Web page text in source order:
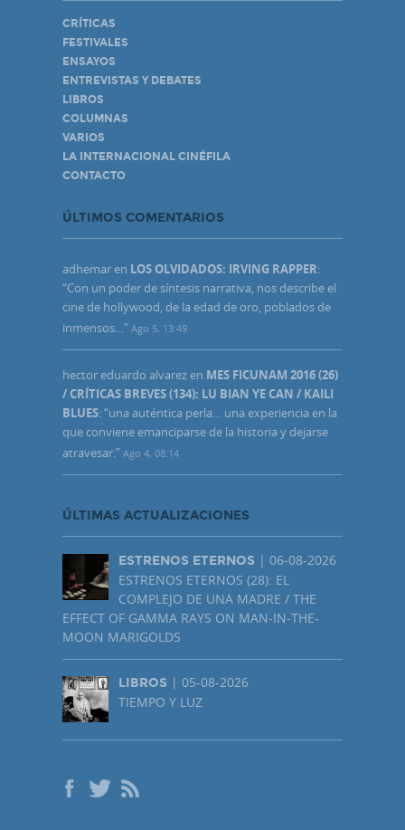
CRÍTICAS
FESTIVALES
ENSAYOS
ENTREVISTAS Y DEBATES
LIBROS
COLUMNAS
VARIOS
LA INTERNACIONAL CINÉFILA
CONTACTO
ÚLTIMOS COMENTARIOS
adhemar en LOS OLVIDADOS: IRVING RAPPER:
“Con un poder de síntesis narrativa, nos describe el
cine de hollywood, de la edad de oro, poblados de
inmensos…” Ago 5, 13:49
hector eduardo alvarez en MES FICUNAM 2016 (26)
/ CRÍTICAS BREVES (134): LU BIAN YE CAN / KAILI
BLUES: “una auténtica perla… una experiencia en la
que conviene emanciparse de la historia y dejarse
atravesar.” Ago 4, 08:14
ÚLTIMAS ACTUALIZACIONES
ESTRENOS ETERNOS | 06-08-2026
ESTRENOS ETERNOS (28): EL
COMPLEJO DE UNA MADRE / THE
EFFECT OF GAMMA RAYS ON MAN-IN-THE-
MOON MARIGOLDS
LIBROS | 05-08-2026
TIEMPO Y LUZ